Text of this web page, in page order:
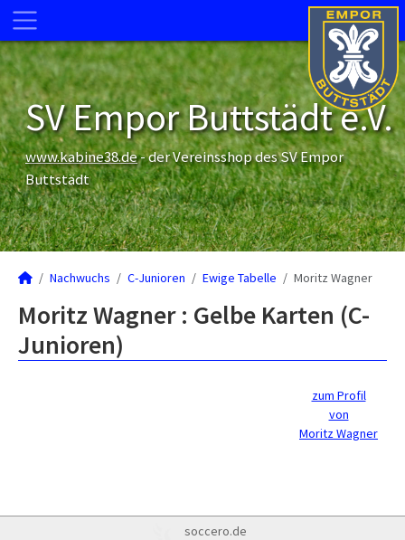
SV Empor Buttstädt e.V.
www.kabine38.de- der Vereinsshop des SV Empor
Buttstädt
Nachwuchs C-Junioren Ewige Tabelle Moritz Wagner
Moritz Wagner : Gelbe Karten (C-
Junioren)
zum Profil
von
Moritz Wagner
soccero.de